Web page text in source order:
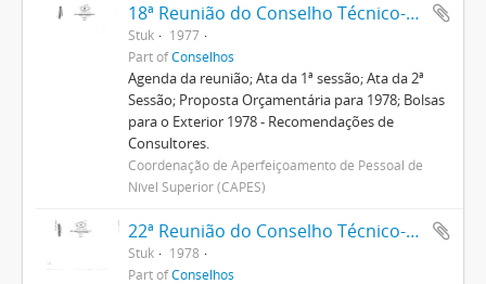
18ª Reunião do Conselho Técnico-Administrativo
Stuk
1977
Part ofConselhos
Agenda da reunião; Ata da 1ª sessão; Ata da 2ª
Sessão; Proposta Orçamentária para 1978; Bolsas
para o Exterior 1978 - Recomendações de
Consultores.
Coordenação de Aperfeiçoamento de Pessoal de
Nível Superior (CAPES)
22ª Reunião do Conselho Técnico-Administrativo
Stuk
1978
Part ofConselhos